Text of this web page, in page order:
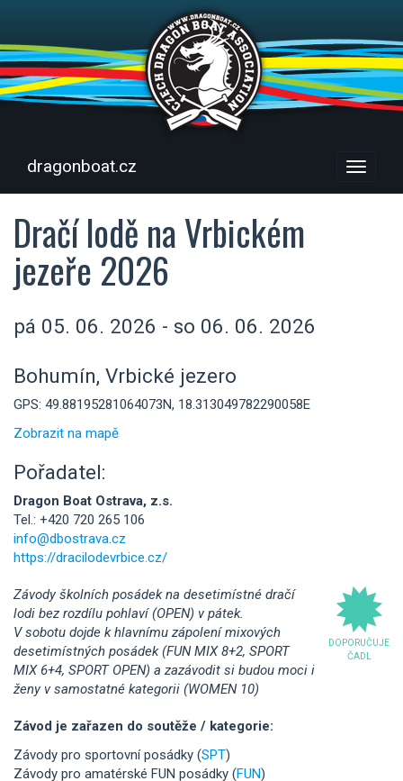
Menu
dragonboat.cz
Dračí lodě na Vrbickém
jezeře 2026
pá 05. 06. 2026 - so 06. 06. 2026
Bohumín, Vrbické jezero
GPS: 49.88195281064073N, 18.313049782290058E
Zobrazit na mapě
Pořadatel:
Dragon Boat Ostrava, z.s.
Tel.: +420 720 265 106
info@dbostrava.cz
https://dracilodevrbice.cz/
DOPORUČUJE
ČADL
Závody školních posádek na desetimístné dračí
lodi bez rozdílu pohlaví (OPEN) v pátek.
V sobotu dojde k hlavnímu zápolení mixových
desetimístných posádek (FUN MIX 8+2, SPORT
MIX 6+4, SPORT OPEN) a zazávodit si budou moci i
ženy v samostatné kategorii (WOMEN 10)
Závod je zařazen do soutěže / kategorie:
Závody pro sportovní posádky (SPT)
Závody pro amatérské FUN posádky (FUN)